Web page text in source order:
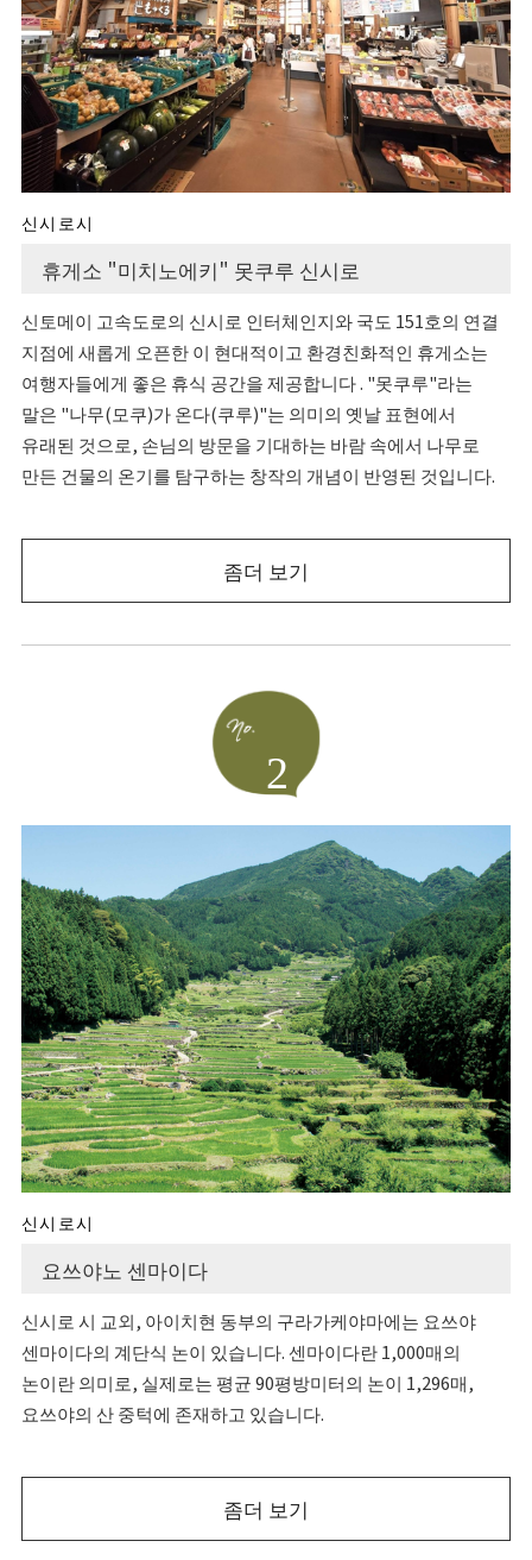
신시로시
휴게소 "미치노에키" 못쿠루 신시로
신토메이 고속도로의 신시로 인터체인지와 국도 151호의 연결
지점에 새롭게 오픈한 이 현대적이고 환경친화적인 휴게소는
여행자들에게 좋은 휴식 공간을 제공합니다 . "못쿠루"라는
말은 "나무(모쿠)가 온다(쿠루)"는 의미의 옛날 표현에서
유래된 것으로, 손님의 방문을 기대하는 바람 속에서 나무로
만든 건물의 온기를 탐구하는 창작의 개념이 반영된 것입니다.
좀더 보기
2
신시로시
요쓰야노 센마이다
신시로 시 교외, 아이치현 동부의 구라가케야마에는 요쓰야
센마이다의 계단식 논이 있습니다. 센마이다란 1,000매의
논이란 의미로, 실제로는 평균 90평방미터의 논이 1,296매,
요쓰야의 산 중턱에 존재하고 있습니다.
좀더 보기